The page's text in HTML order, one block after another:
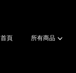
首頁 所有商品